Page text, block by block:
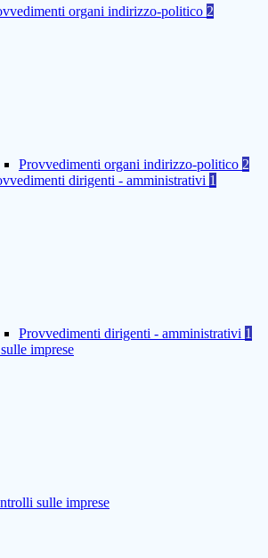
organi indirizzo-politico 2
Provvedimenti organi indirizzo-politico 2
dirigenti - amministrativi 1
Provvedimenti dirigenti - amministrativi 1
imprese
sulle imprese